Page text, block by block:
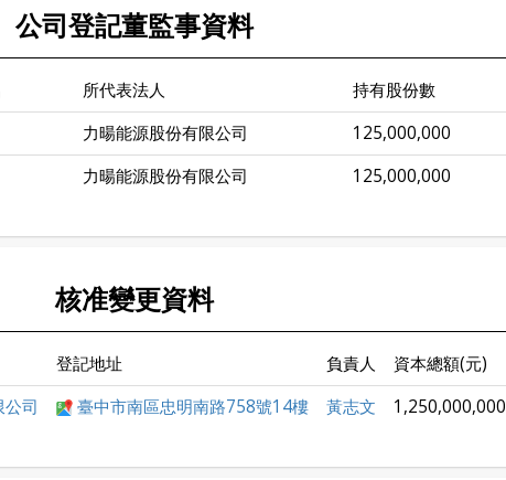
公司登記董監事資料
所代表法人
持有股份數
力暘能源股份有限公司
125,000,000
力暘能源股份有限公司 125,000,000
核准變更資料
登記地址 負責人
資本總額(元)
司 臺中市南區忠明南路758號14樓 黃志文 1,250,000,000